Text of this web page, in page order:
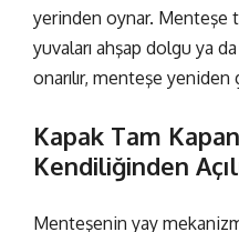
yerinden oynar. Menteşe
yuvaları ahşap dolgu ya
onarılır, menteşe
Kapak Tam
Kendiliğinden
Menteşenin yay